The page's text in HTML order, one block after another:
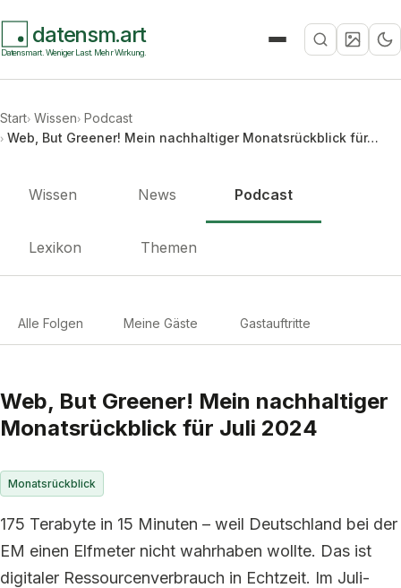
datensm.art
Datensmart. Weniger Last. Mehr Wirkung.
Suche
Start Wissen Podcast
Web, But Greener! Mein nachhaltiger Monatsrückblick für…
Wissen News Podcast
Lexikon Themen
Alle Folgen Meine Gäste Gastauftritte
Web, But Greener! Mein nachhaltiger
Monatsrückblick für Juli 2024
Monatsrückblick
175 Terabyte in 15 Minuten – weil Deutschland bei der
EM einen Elfmeter nicht wahrhaben wollte. Das ist
digitaler Ressourcenverbrauch in Echtzeit. Im Juli-